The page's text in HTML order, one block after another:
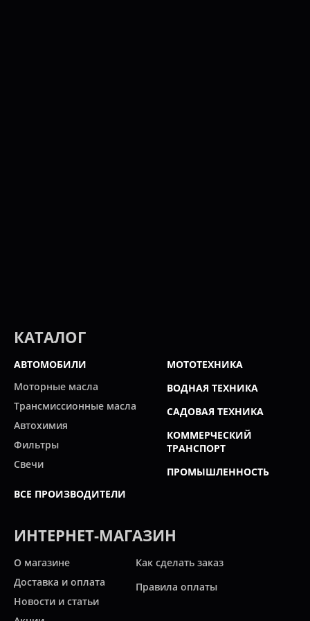
КАТАЛОГ
АВТОМОБИЛИ
Моторные масла
Трансмиссионные масла
Автохимия
Фильтры
Свечи
ВСЕ ПРОИЗВОДИТЕЛИ
МОТОТЕХНИКА
ВОДНАЯ ТЕХНИКА
САДОВАЯ ТЕХНИКА
КОММЕРЧЕСКИЙ
ТРАНСПОРТ
ПРОМЫШЛЕННОСТЬ
ИНТЕРНЕТ-МАГАЗИН
О магазине
Доставка и оплата
Новости и статьи
Как сделать заказ
Правила оплаты